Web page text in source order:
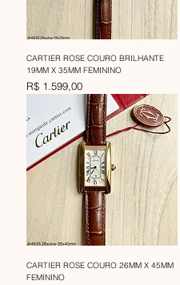
CARTIER ROSE COURO BRILHANTE
19MM X 35MM FEMININO
Preço
R$ 1.599,00
CARTIER ROSE COURO 26MM X 45MM
FEMININO